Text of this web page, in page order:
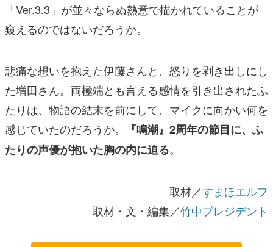
「Ver.3.3」が並々ならぬ熱意で描かれていることが
窺えるのではないだろうか。
悲痛な想いを抱えた伊藤さんと、怒りを剥き出しにし
た増田さん。両極端とも言える感情を引き出されたふ
たりは、物語の結末を前にして、マイクに向かい何を
感じていたのだろうか。
『鳴潮』2周年の節目に、ふ
たりの声優が抱いた胸の内に迫る。
取材／すまほエルフ
取材・文・編集／竹中プレジデント